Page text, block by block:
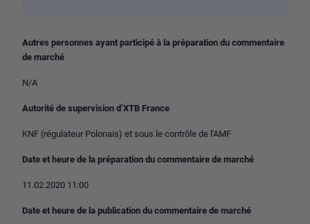
Autres personnes ayant participé à la préparation du commentaire
de marché
N/A
Autorité de supervision d’XTB France
KNF (régulateur Polonais) et sous le contrôle de l'AMF
Date et heure de la préparation du commentaire de marché
11.02.2020 11:00
Date et heure de la publication du commentaire de marché